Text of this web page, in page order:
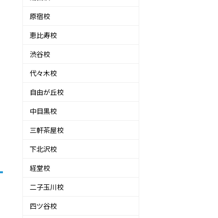
原宿校
恵比寿校
渋谷校
代々木校
自由が丘校
中目黒校
三軒茶屋校
下北沢校
経堂校
二子玉川校
四ツ谷校